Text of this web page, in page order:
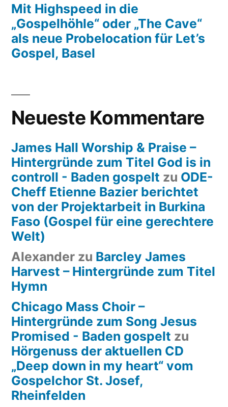
Mit Highspeed in die
„Gospelhöhle“ oder „The Cave“
als neue Probelocation für Let’s
Gospel, Basel
Neueste Kommentare
James Hall Worship & Praise –
Hintergründe zum Titel God is in
controll - Baden gospelt zu ODE-
Cheff Etienne Bazier berichtet
von der Projektarbeit in Burkina
Faso (Gospel für eine gerechtere
Welt)
Alexander zu Barcley James
Harvest – Hintergründe zum Titel
Hymn
Chicago Mass Choir –
Hintergründe zum Song Jesus
Promised - Baden gospelt zu
Hörgenuss der aktuellen CD
„Deep down in my heart“ vom
Gospelchor St. Josef,
Rheinfelden